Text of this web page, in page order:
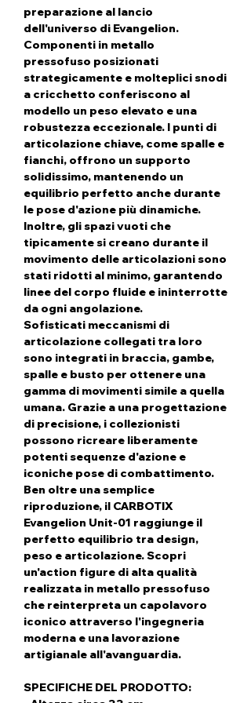
preparazione al lancio
dell'universo di Evangelion.
Componenti in metallo
pressofuso posizionati
strategicamente e molteplici snodi
a cricchetto conferiscono al
modello un peso elevato e una
robustezza eccezionale. I punti di
articolazione chiave, come spalle e
fianchi, offrono un supporto
solidissimo, mantenendo un
equilibrio perfetto anche durante
le pose d'azione più dinamiche.
Inoltre, gli spazi vuoti che
tipicamente si creano durante il
movimento delle articolazioni sono
stati ridotti al minimo, garantendo
linee del corpo fluide e ininterrotte
da ogni angolazione.
Sofisticati meccanismi di
articolazione collegati tra loro
sono integrati in braccia, gambe,
spalle e busto per ottenere una
gamma di movimenti simile a quella
umana. Grazie a una progettazione
di precisione, i collezionisti
possono ricreare liberamente
potenti sequenze d'azione e
iconiche pose di combattimento.
Ben oltre una semplice
riproduzione, il CARBOTIX
Evangelion Unit-01 raggiunge il
perfetto equilibrio tra design,
peso e articolazione. Scopri
un'action figure di alta qualità
realizzata in metallo pressofuso
che reinterpreta un capolavoro
iconico attraverso l'ingegneria
moderna e una lavorazione
artigianale all'avanguardia.
SPECIFICHE DEL PRODOTTO: